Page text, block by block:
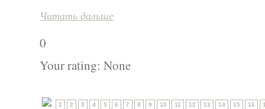
Читать дальше
0
Your rating: None
1 2 3 4 5 6 7 8 9 10 11 12 13 14 15 16